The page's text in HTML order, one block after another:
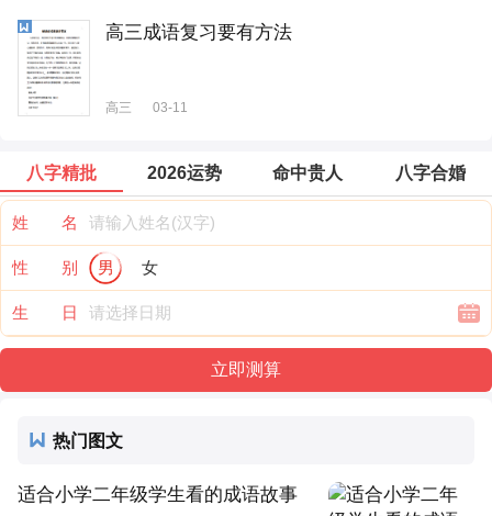
高三成语复习要有方法
高三 03-11
八字精批 2026运势 命中贵人 八字合婚
姓 名
性 别 男 女
生 日
热门图文
适合小学二年级学生看的成语故事